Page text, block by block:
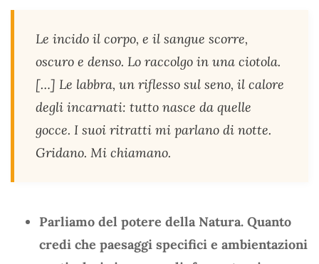
Le incido il corpo, e il sangue scorre,
oscuro e denso. Lo raccolgo in una ciotola.
[…] Le labbra, un riflesso sul seno, il calore
degli incarnati: tutto nasce da quelle
gocce. I suoi ritratti mi parlano di notte.
Gridano. Mi chiamano.
Parliamo del potere della Natura. Quanto
credi che paesaggi specifici e ambientazioni